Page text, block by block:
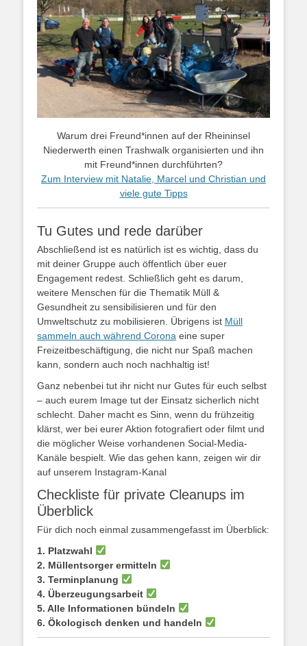
Warum drei Freund*innen auf der Rheininsel
Niederwerth einen Trashwalk organisierten und ihn
mit Freund*innen durchführten?
Zum Interview mit Natalie, Marcel und Christian und
viele gute Tipps
Tu Gutes und rede darüber
Abschließend ist es natürlich ist es wichtig, dass du
mit deiner Gruppe auch öffentlich über euer
Engagement redest. Schließlich geht es darum,
weitere Menschen für die Thematik Müll &
Gesundheit zu sensibilisieren und für den
Umweltschutz zu mobilisieren. Übrigens ist Müll
sammeln auch während Corona eine super
Freizeitbeschäftigung, die nicht nur Spaß machen
kann, sondern auch noch nachhaltig ist!
Ganz nebenbei tut ihr nicht nur Gutes für euch selbst
– auch eurem Image tut der Einsatz sicherlich nicht
schlecht. Daher macht es Sinn, wenn du frühzeitig
klärst, wer bei eurer Aktion fotografiert oder filmt und
die möglicher Weise vorhandenen Social-Media-
Kanäle bespielt. Wie das gehen kann, zeigen wir dir
auf unserem Instagram-Kanal
Checkliste für private Cleanups im
Überblick
Für dich noch einmal zusammengefasst im Überblick:
1. Platzwahl
2. Müllentsorger ermitteln
3. Terminplanung
4. Überzeugungsarbeit
5. Alle Informationen bündeln
6. Ökologisch denken und handeln